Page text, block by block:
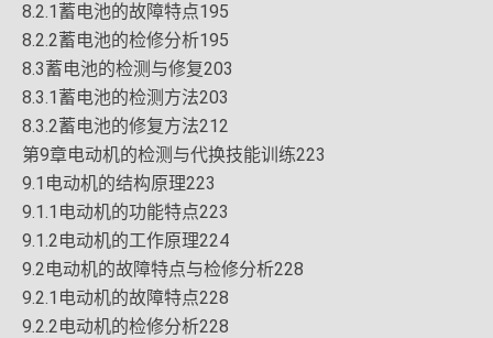
8.2.1蓄电池的故障特点195
8.2.2蓄电池的检修分析195
8.3蓄电池的检测与修复203
8.3.1蓄电池的检测方法203
8.3.2蓄电池的修复方法212
第9章电动机的检测与代换技能训练223
9.1电动机的结构原理223
9.1.1电动机的功能特点223
9.1.2电动机的工作原理224
9.2电动机的故障特点与检修分析228
9.2.1电动机的故障特点228
9.2.2电动机的检修分析228